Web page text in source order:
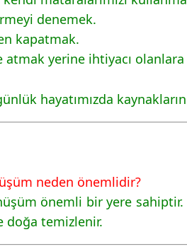
denemek.
kapatmak.
atmak yerine ihtiyacı
hayatımızda
neden önemlidir?
önemli bir yere
doğa temizlenir.